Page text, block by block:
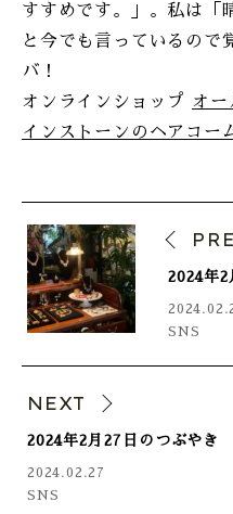
すすめです。」。私は「
と今でも言っているので
バ！
オンラインショップ オ
インストーンのヘアコー
2024年2
SNS
NEXT
2024年2月27日のつぶやき
2024.02.27
SNS